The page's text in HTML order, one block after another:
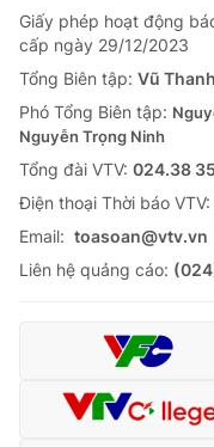
Giấy phép hoạt động
cấp ngày 29/12/2023
Tổng Biên tập: Vũ
Phó Tổng Biên tập:
Nguyễn Trọng Ninh
Tổng đài VTV: 024.38
Ðiện thoại Thời báo VTV:
Email: toasoan@vtv.vn
Liên hệ quảng cáo: